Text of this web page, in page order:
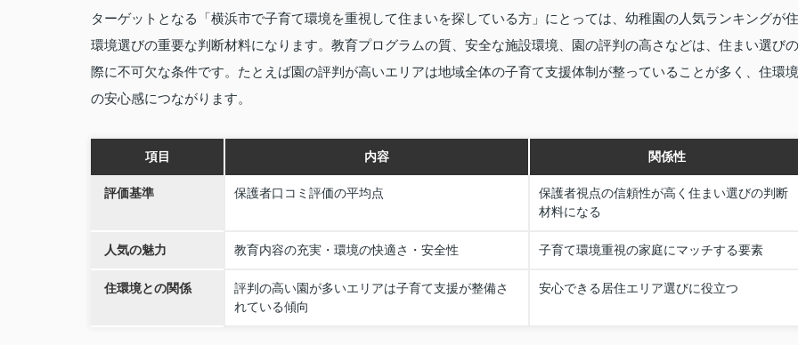
ターゲットとなる「横浜市で子育て環境を重視して住まいを探している方」にとっては、幼稚園の人気ランキングが住
環境選びの重要な判断材料になります。教育プログラムの質、安全な施設環境、園の評判の高さなどは、住まい選びの
際に不可欠な条件です。たとえば園の評判が高いエリアは地域全体の子育て支援体制が整っていることが多く、住環境
の安心感につながります。
項目 内容 関係性
評価基準 保護者口コミ評価の平均点
保護者視点の信頼性が高く住まい選びの判断
材料になる
人気の魅力 教育内容の充実・環境の快適さ・安全性 子育て環境重視の家庭にマッチする要素
住環境との関係
評判の高い園が多いエリアは子育て支援が整備さ
れている傾向
安心できる居住エリア選びに役立つ